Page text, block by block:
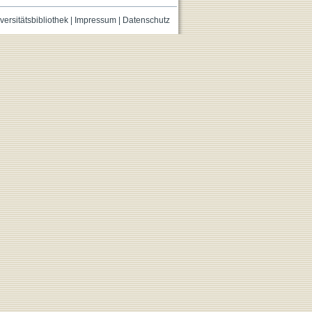
| Impressum| Datenschutz